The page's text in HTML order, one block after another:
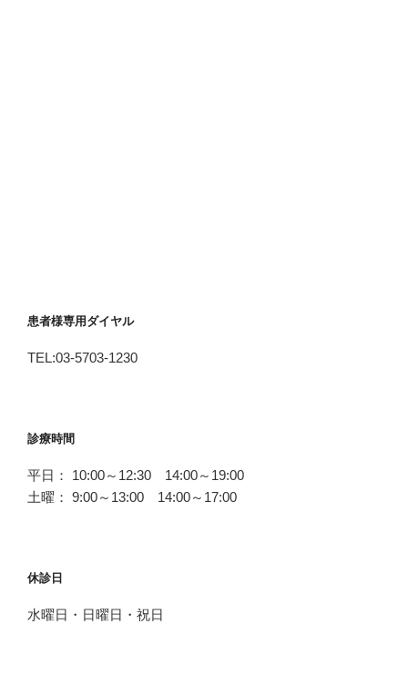
患者様専用ダイヤル
TEL:03-5703-1230
診療時間
平日： 10:00～12:30 14:00～19:00
土曜： 9:00～13:00 14:00～17:00
休診日
水曜日・日曜日・祝日